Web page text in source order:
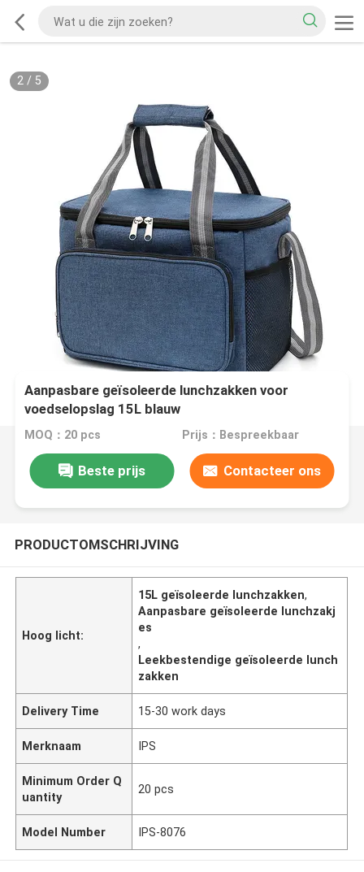
2/ 5
Aanpasbare geïsoleerde lunchzakken voor
voedselopslag 15L blauw
MOQ：20 pcs Prijs：Bespreekbaar
Beste prijs Contacteer ons
PRODUCTOMSCHRIJVING
Hoog licht:
15L geïsoleerde lunchzakken,
Aanpasbare geïsoleerde lunchzakj
es
,
Leekbestendige geïsoleerde lunch
zakken
Delivery Time 15-30 work days
Merknaam IPS
Minimum Order Q
uantity
20 pcs
Model Number IPS-8076